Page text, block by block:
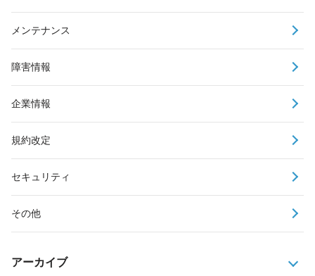
メンテナンス
障害情報
企業情報
規約改定
セキュリティ
その他
アーカイブ